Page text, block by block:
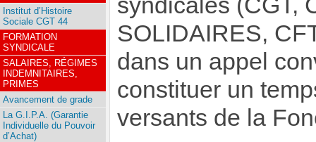
SOLIDAIRES,
dans un appel
constituer un
versants de la
Institut d’Histoire
Sociale CGT 44
FORMATION
SYNDICALE
SALAIRES, RÉGIMES
INDEMNITAIRES,
PRIMES
Avancement de grade
La G.I.P.A. (Garantie
Individuelle du Pouvoir
d’Achat)